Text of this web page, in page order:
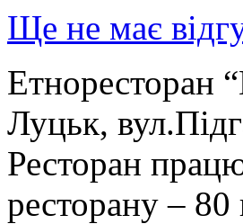
Ще не має
Етноресторан
Луцьк,
Ресторан
ресторану – 80